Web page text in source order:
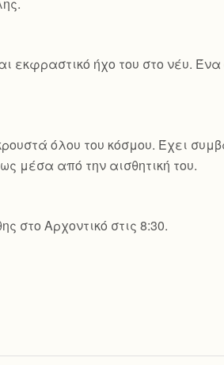
εκφραστικό ήχο του στο νέυ.
όλου του κόσμου. Έχει
μέσα από την αισθητική του.
στο Αρχοντικό στις 8:30.